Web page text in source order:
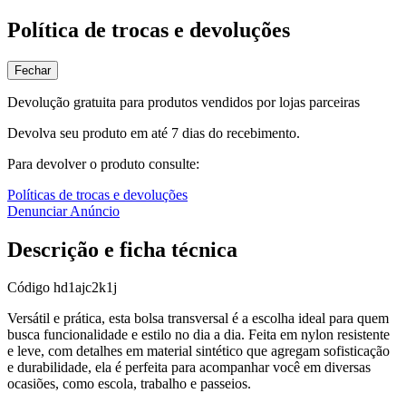
Política de trocas e devoluções
Fechar
Devolução gratuita para produtos vendidos por lojas parceiras
Devolva seu produto em até 7 dias do recebimento.
Para devolver o produto consulte:
Políticas de trocas e devoluções
Denunciar Anúncio
Descrição e ficha técnica
Código hd1ajc2k1j
Versátil e prática, esta bolsa transversal é a escolha ideal para quem
busca funcionalidade e estilo no dia a dia. Feita em nylon resistente
e leve, com detalhes em material sintético que agregam sofisticação
e durabilidade, ela é perfeita para acompanhar você em diversas
ocasiões, como escola, trabalho e passeios.